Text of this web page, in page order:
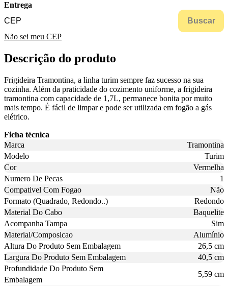
Entrega
Buscar
Não sei meu CEP
Descrição do produto
Frigideira Tramontina, a linha turim sempre faz sucesso na sua
cozinha. Além da praticidade do cozimento uniforme, a frigideira
tramontina com capacidade de 1,7L, permanece bonita por muito
mais tempo. É fácil de limpar e pode ser utilizada em fogão a gás
elétrico.
Ficha técnica
Marca
Tramontina
Modelo
Turim
Cor
Vermelha
Numero De Pecas
1
Compativel Com Fogao
Não
Formato (Quadrado, Redondo..)
Redondo
Material Do Cabo
Baquelite
Acompanha Tampa
Sim
Material/Composicao
Alumínio
Altura Do Produto Sem Embalagem
26,5 cm
Largura Do Produto Sem Embalagem
40,5 cm
Profundidade Do Produto Sem
Embalagem
5,59 cm